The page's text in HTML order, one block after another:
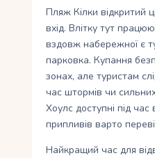
Пляж Кілки відкритий
вхід. Влітку тут
вздовж набережної є
парковка. Купання
зонах, але туристам
час штормів чи
Хоулс доступні під
припливів варто
Найкращий час для